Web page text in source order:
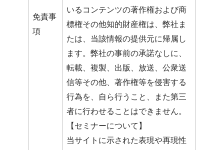
免責事
項
いるコンテンツの著作権および商
標権その他知的財産権は、弊社ま
たは、当該情報の提供元に帰属し
ます。弊社の事前の承諾なしに、
転載、複製、出版、放送、公衆送
信等その他、著作権等を侵害する
行為を、自ら行うこと、また第三
者に行わせることはできません。
【セミナーについて】
当サイトに示された表現や再現性